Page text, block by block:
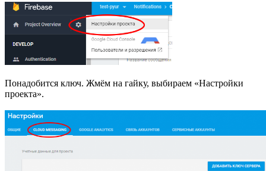
Понадобится ключ. Жмём на гайку, выбираем «Настройки
проекта».